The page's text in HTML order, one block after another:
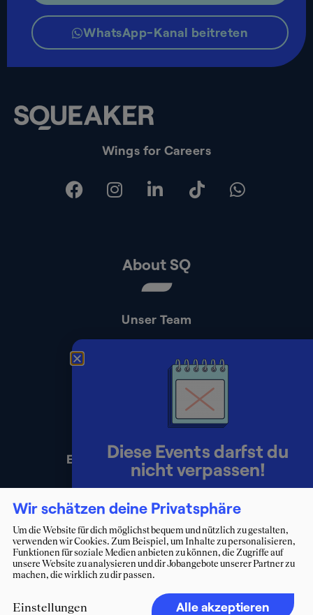
Wings for Careers
About SQ
Unser Team
Presse
Impressum
Datenschutz
Erklärung zur Barrierefreiheit
WhatsApp-Kanal beitreten
Wir schätzen deine Privatsphäre
Um die Website für dich möglichst bequem und nützlich zu gestalten,
verwenden wir Cookies. Zum Beispiel, um Inhalte zu personalisieren,
Funktionen für soziale Medien anbieten zu können, die Zugriffe auf
unsere Website zu analysieren und dir Jobangebote unserer Partner zu
machen, die wirklich zu dir passen.
Einstellungen Alle akzeptieren
Diese Events darfst du
nicht verpassen!
Lerne Berater:innen persönlich
kennen und starte deinen Weg ins
Consulting.
Zum Eventkalender